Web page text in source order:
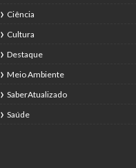
Ciência
Cultura
Destaque
Meio Ambiente
SaberAtualizado
Saúde